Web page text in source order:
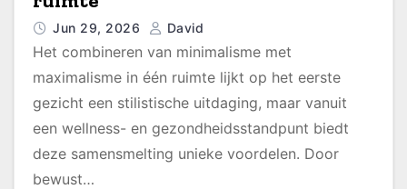
Jun 29, 2026 David
Het combineren van minimalisme met
maximalisme in één ruimte lijkt op het eerste
gezicht een stilistische uitdaging, maar vanuit
een wellness- en gezondheidsstandpunt biedt
deze samensmelting unieke voordelen. Door
bewust…